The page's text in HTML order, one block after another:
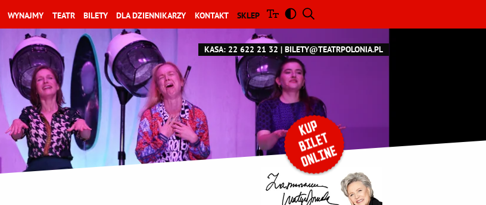
WYNAJMY TEATR BILETY DLA DZIENNIKARZY KONTAKT SKLEP
KASA: 22 622 21 32 BILETY@TEATRPOLONIA.PL